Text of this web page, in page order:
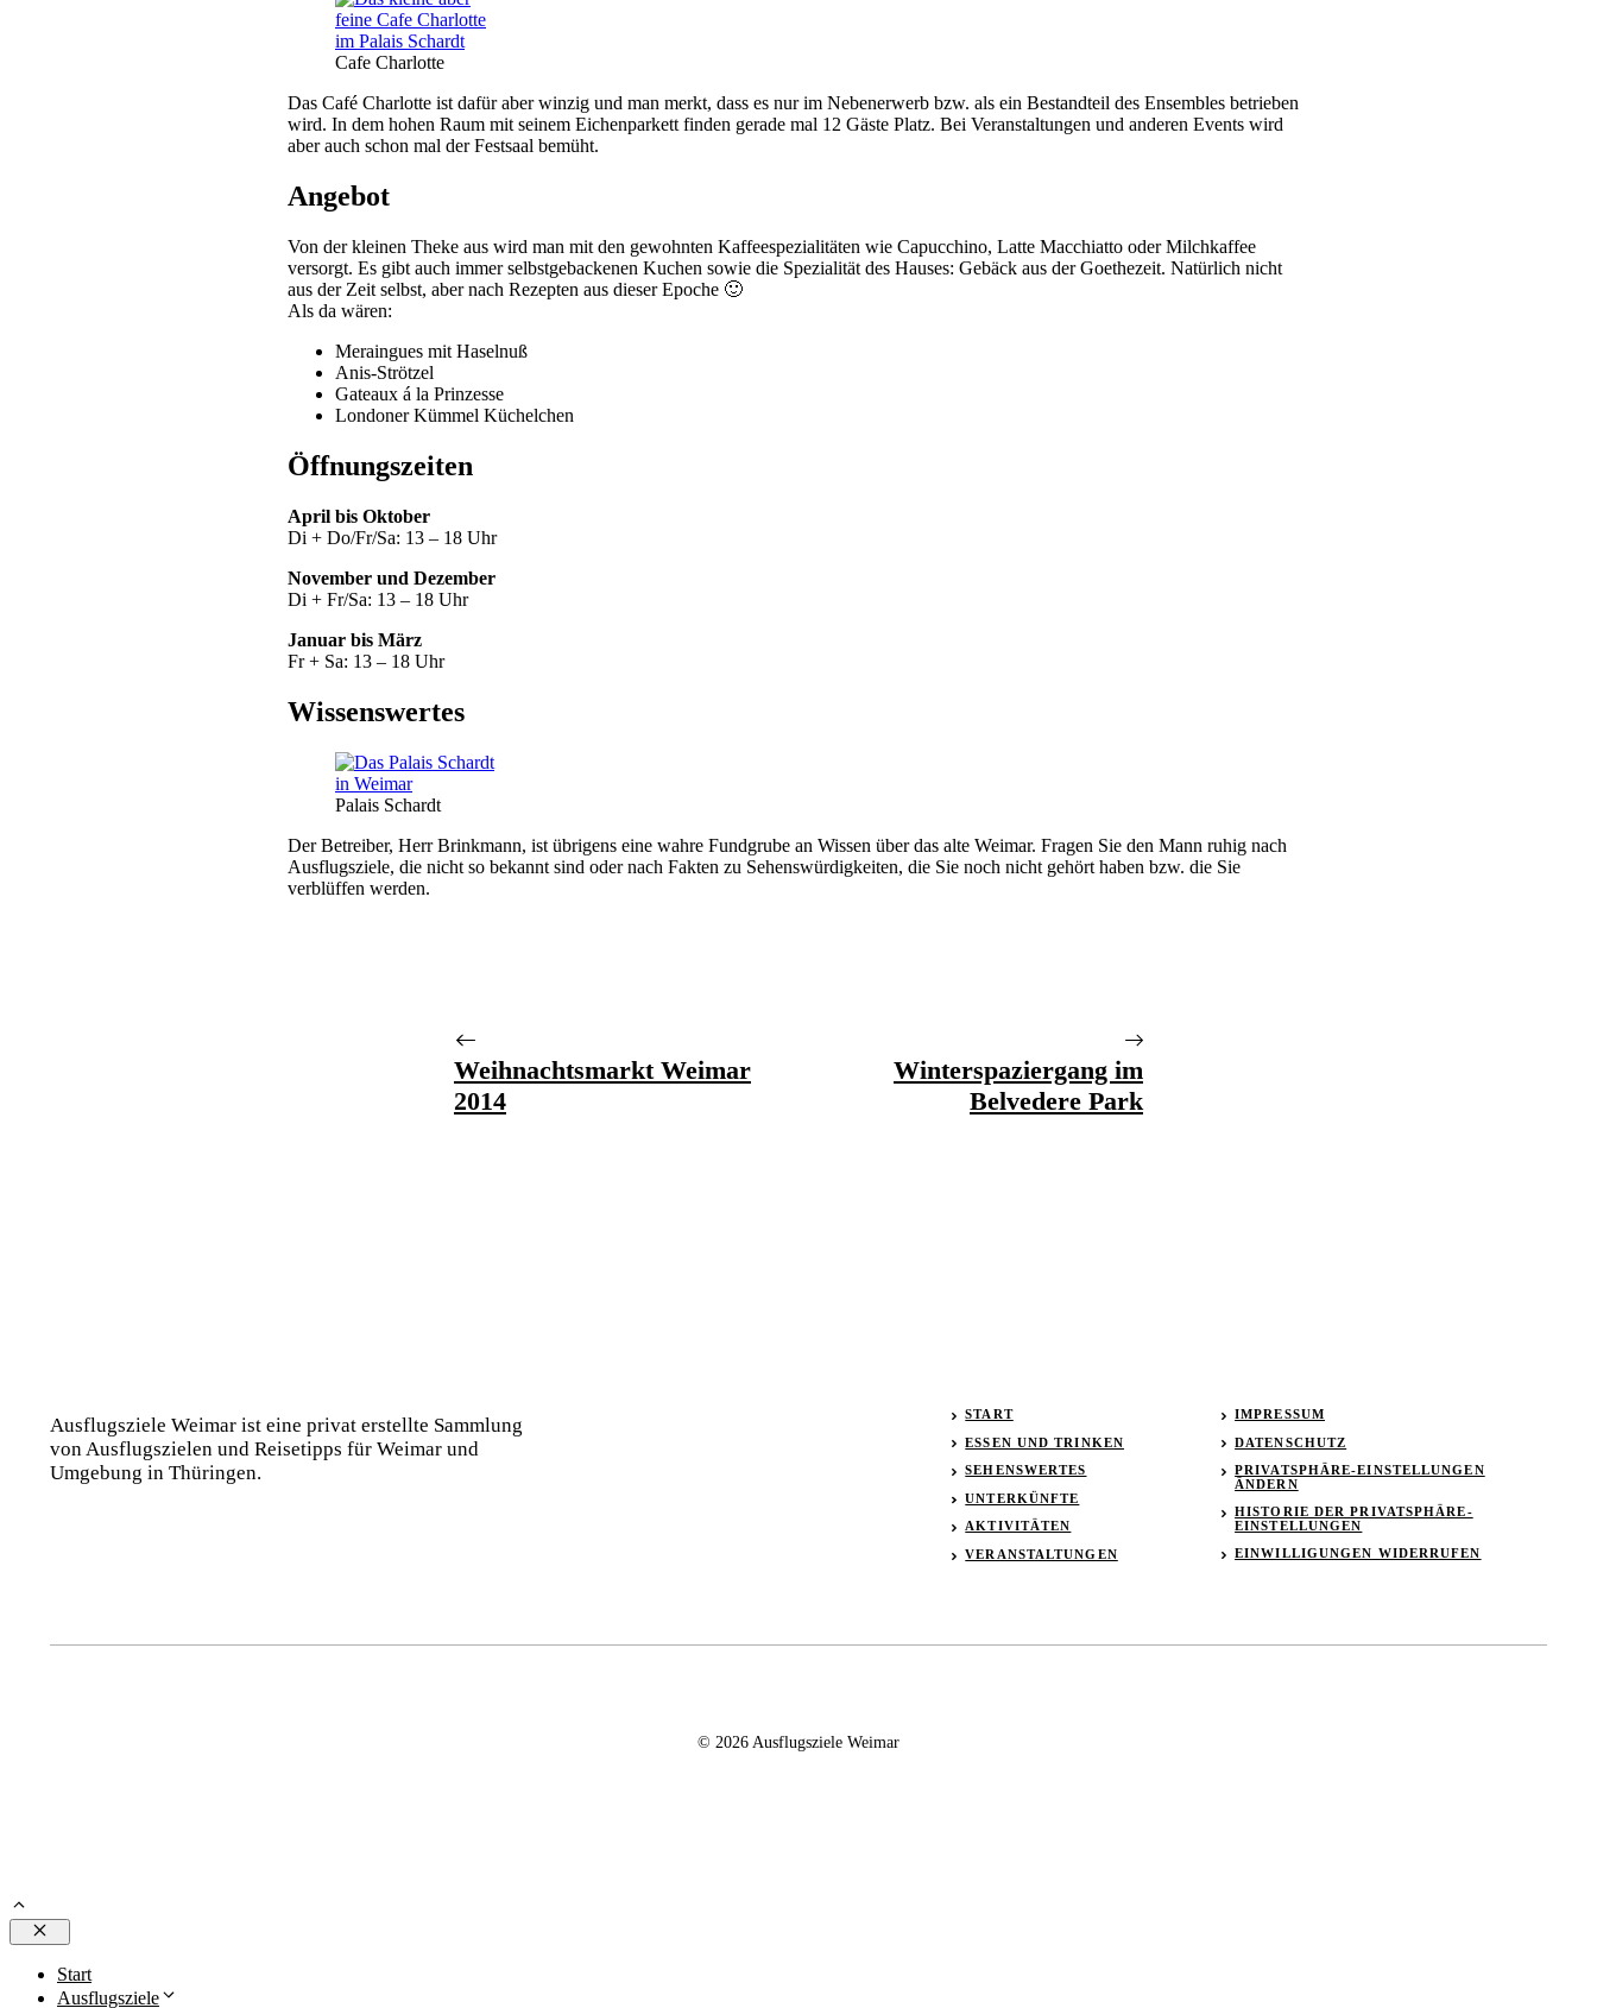
Cafe Charlotte
Das Café Charlotte ist dafür aber winzig und man merkt, dass es nur im Nebenerwerb bzw. als ein Bestandteil des Ensembles betrieben
wird. In dem hohen Raum mit seinem Eichenparkett finden gerade mal 12 Gäste Platz. Bei Veranstaltungen und anderen Events wird
aber auch schon mal der Festsaal bemüht.
Angebot
Von der kleinen Theke aus wird man mit den gewohnten Kaffeespezialitäten wie Capucchino, Latte Macchiatto oder Milchkaffee
versorgt. Es gibt auch immer selbstgebackenen Kuchen sowie die Spezialität des Hauses: Gebäck aus der Goethezeit. Natürlich nicht
aus der Zeit selbst, aber nach Rezepten aus dieser Epoche 🙂
Als da wären:
Meraingues mit Haselnuß
Anis-Strötzel
Gateaux á la Prinzesse
Londoner Kümmel Küchelchen
Öffnungszeiten
April bis Oktober
Di + Do/Fr/Sa: 13 – 18 Uhr
November und Dezember
Di + Fr/Sa: 13 – 18 Uhr
Januar bis März
Fr + Sa: 13 – 18 Uhr
Wissenswertes
Palais Schardt
Der Betreiber, Herr Brinkmann, ist übrigens eine wahre Fundgrube an Wissen über das alte Weimar. Fragen Sie den Mann ruhig nach
Ausflugsziele, die nicht so bekannt sind oder nach Fakten zu Sehenswürdigkeiten, die Sie noch nicht gehört haben bzw. die Sie
verblüffen werden.
Weihnachtsmarkt Weimar
2014
Winterspaziergang im
Belvedere Park
Ausflugsziele Weimar ist eine privat erstellte Sammlung
von Ausflugszielen und Reisetipps für Weimar und
Umgebung in Thüringen.
START
ESSEN UND TRINKEN
SEHENSWERTES
UNTERKÜNFTE
AKTIVITÄTEN
VERANSTALTUNGEN
IMPRESSUM
DATENSCHUTZ
PRIVATSPHÄRE-EINSTELLUNGEN
ÄNDERN
HISTORIE DER PRIVATSPHÄRE-
EINSTELLUNGEN
EINWILLIGUNGEN WIDERRUFEN
© 2026 Ausflugsziele Weimar
Schließen
Start
Ausflugsziele